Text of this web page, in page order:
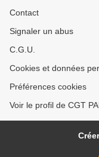
Contact
Signaler un abus
C.G.U.
Cookies et données
Préférences cookies
Voir le profil de CGT